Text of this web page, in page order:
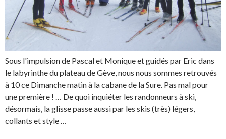
Sous l'impulsion de Pascal et Monique et guidés par Eric dans
le labyrinthe du plateau de Gève, nous nous sommes retrouvés
à 10 ce Dimanche matin à la cabane de la Sure. Pas mal pour
une première ! … De quoi inquiéter les randonneurs à ski,
désormais, la glisse passe aussi par les skis (très) légers,
collants et style …